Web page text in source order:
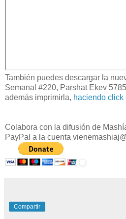
También puedes descargar la
Semanal #220, Parshat Ekev
además imprimirla, haciendo click
Colabora con la difusión de
PayPal a la cuenta
Compartir